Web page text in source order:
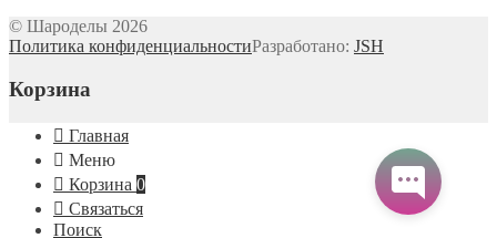
© Шароделы 2026
Политика конфиденциальностиРазработано: JSH
Корзина
Главная
Меню
Корзина 0
Связаться
Поиск